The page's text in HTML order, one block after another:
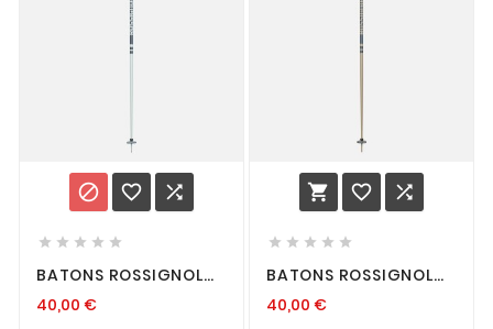
  
    
BATONS ROSSIGNOL
40,00 €
  
    
BATONS ROSSIGNOL
40,00 €